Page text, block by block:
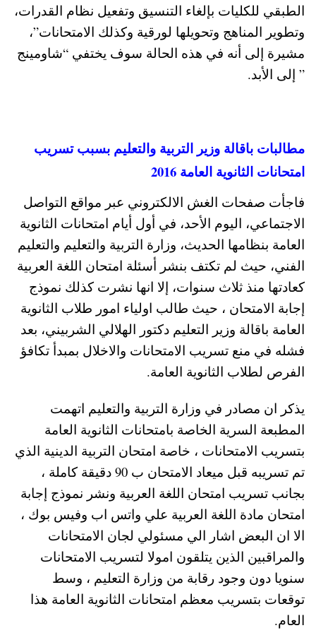
الطبقي للكليات بإلغاء التنسيق وتفعيل نظام القدرات،
وتطوير المناهج وتحويلها لورقية وكذلك الامتحانات”،
مشيرة إلى أنه في هذه الحالة سوف يختفي “شاومينج
” إلى الأبد.
مطالبات باقالة وزير التربية والتعليم بسبب تسريب
امتحانات الثانوية العامة 2016
فاجأت صفحات الغش الالكتروني عبر مواقع التواصل
الاجتماعي، اليوم الأحد، في أول أيام امتحانات الثانوية
العامة بنظامها الحديث، وزارة التربية والتعليم والتعليم
الفني، حيث لم تكتف بنشر أسئلة امتحان اللغة العربية
كعادتها منذ ثلاث سنوات، إلا انها نشرت كذلك نموذج
إجابة الامتحان ، حيث طالب اولياء امور طلاب الثانوية
العامة باقالة وزير التعليم دكتور الهلالي الشربيني، بعد
فشله في منع تسريب الامتحانات والاخلال بمبدأ تكافؤ
الفرص لطلاب الثانوية العامة.
يذكر ان مصادر في وزارة التربية والتعليم اتهمت
المطبعة السرية الخاصة بامتحانات الثانوية العامة
بتسريب الامتحانات ، خاصة امتحان التربية الدينية الذي
تم تسريبه قبل ميعاد الامتحان ب 90 دقيقة كاملة ،
بجانب تسريب امتحان اللغة العربية ونشر نموذج إجابة
امتحان مادة اللغة العربية علي واتس اب وفيس بوك ،
الا ان البعض اشار الي مسئولي لجان الامتحانات
والمراقبين الذين يتلقون امولا لتسريب الامتحانات
سنويا دون وجود رقابة من وزارة التعليم ، وسط
توقعات بتسريب معظم امتحانات الثانوية العامة هذا
العام.